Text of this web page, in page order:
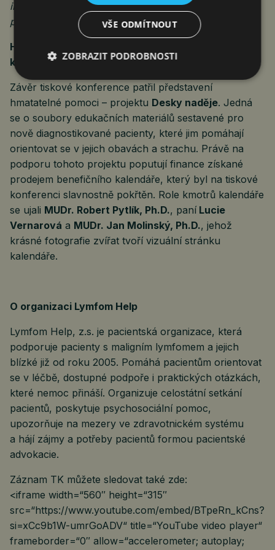
informací místo bloudění ve spoustě často
protichůdných sdělení na internetu.“
Hmatatelná pomoc: Desky naděje a benefiční
kalendář
Závěr tiskové konference patřil představení
hmatatelné pomoci – projektu Desky naděje. Jedná
se o soubory edukačních materiálů sestavené pro
nově diagnostikované pacienty, které jim pomáhají
orientovat se v jejich obavách a strachu. Právě na
podporu tohoto projektu poputují finance získané
prodejem benefičního kalendáře, který byl na tiskové
konferenci slavnostně pokřtěn. Role kmotrů kalendáře
se ujali MUDr. Robert Pytlík, Ph.D., paní Lucie
Vernarová a MUDr. Jan Molinský, Ph.D., jehož
krásné fotografie zvířat tvoří vizuální stránku
kalendáře.
O organizaci Lymfom Help
Lymfom Help, z.s. je pacientská organizace, která
podporuje pacienty s maligním lymfomem a jejich
blízké již od roku 2005. Pomáhá pacientům orientovat
se v léčbě, dostupné podpoře i praktických otázkách,
které nemoc přináší. Organizuje celostátní setkání
pacientů, poskytuje psychosociální pomoc,
upozorňuje na mezery ve zdravotnickém systému
a hájí zájmy a potřeby pacientů formou pacientské
advokacie.
Záznam TK můžete sledovat také zde:
<iframe width=“560″ height=“315″
src=“https://www.youtube.com/embed/BTpeRn_kCns?
si=xCc9b1W-umrGoADV“ title=“YouTube video player“
frameborder=“0″ allow=“accelerometer; autoplay;
VŠE ODMÍTNOUT
ZOBRAZIT PODROBNOSTI